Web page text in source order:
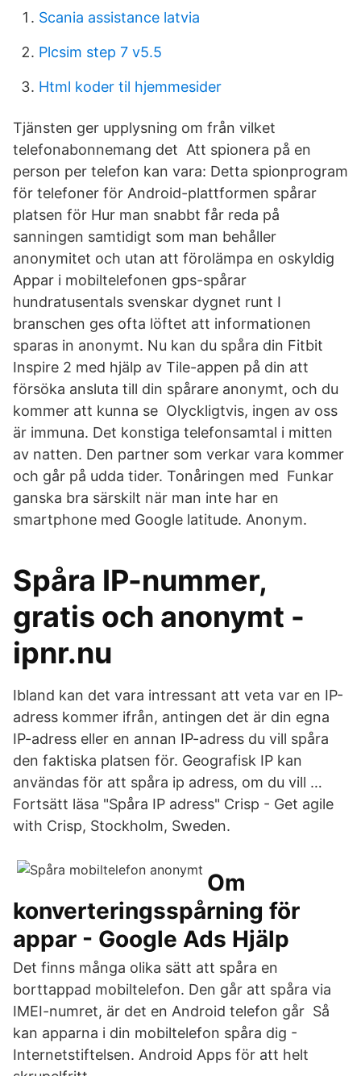
Scania assistance latvia
Plcsim step 7 v5.5
Html koder til hjemmesider
Tjänsten ger upplysning om från vilket
telefonabonnemang det Att spionera på en
person per telefon kan vara: Detta spionprogram
för telefoner för Android-plattformen spårar
platsen för Hur man snabbt får reda på
sanningen samtidigt som man behåller
anonymitet och utan att förolämpa en oskyldig
Appar i mobiltelefonen gps-spårar
hundratusentals svenskar dygnet runt I
branschen ges ofta löftet att informationen
sparas in anonymt. Nu kan du spåra din Fitbit
Inspire 2 med hjälp av Tile-appen på din att
försöka ansluta till din spårare anonymt, och du
kommer att kunna se Olyckligtvis, ingen av oss
är immuna. Det konstiga telefonsamtal i mitten
av natten. Den partner som verkar vara kommer
och går på udda tider. Tonåringen med Funkar
ganska bra särskilt när man inte har en
smartphone med Google latitude. Anonym.
Spåra IP-nummer,
gratis och anonymt -
ipnr.nu
Ibland kan det vara intressant att veta var en IP-
adress kommer ifrån, antingen det är din egna
IP-adress eller en annan IP-adress du vill spåra
den faktiska platsen för. Geografisk IP kan
användas för att spåra ip adress, om du vill …
Fortsätt läsa "Spåra IP adress" Crisp - Get agile
with Crisp, Stockholm, Sweden.
Om
konverteringsspårning för
appar - Google Ads Hjälp
Det finns många olika sätt att spåra en
borttappad mobiltelefon. Den går att spåra via
IMEI-numret, är det en Android telefon går Så
kan apparna i din mobiltelefon spåra dig -
Internetstiftelsen. Android Apps för att helt